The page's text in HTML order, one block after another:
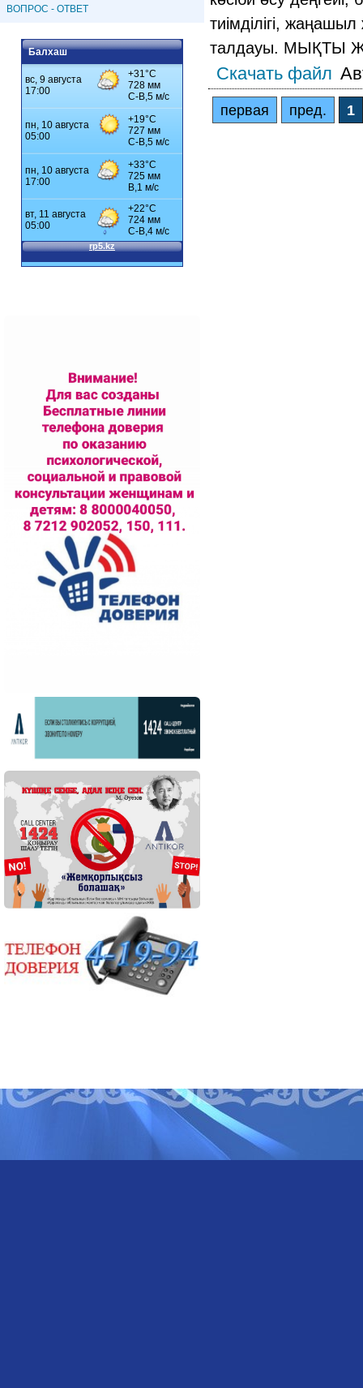
ВОПРОС - ОТВЕТ
Балхаш
тиімділігі,
талдауы. МЫҚТЫ
Скачать файл
первая пред. 1